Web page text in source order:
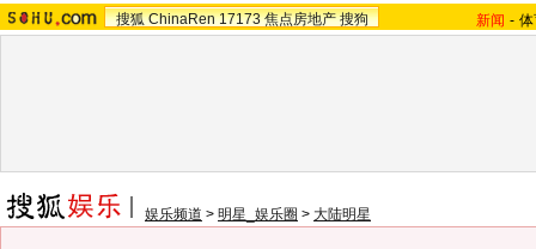
搜狐 ChinaRen 17173 焦点房地产 搜狗 新闻 -
娱乐频道 > 明星_娱乐圈 > 大陆明星